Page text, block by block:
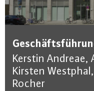
Kerstin Andreae,
Kirsten
Rocher